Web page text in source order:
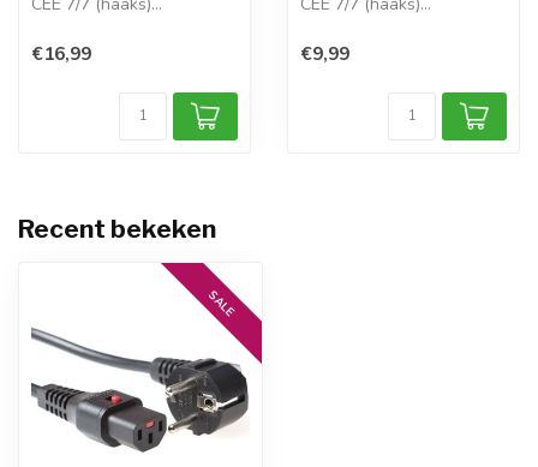
€16,99 €9,99
Recent bekeken
SALE